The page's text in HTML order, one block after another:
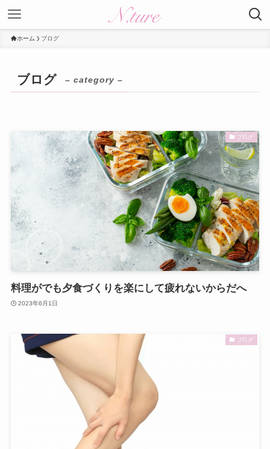
ホーム ブログ
ブログ – category –
ブログ
料理がでも夕食づくりを楽にして疲れないからだへ
2023年6月1日
ブログ